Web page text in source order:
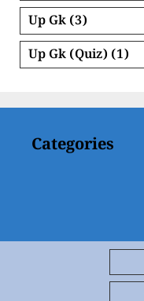
Up Gk (3)
Up Gk (Quiz) (1)
Categories